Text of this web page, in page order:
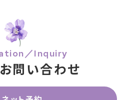
／Inquiry
問い合わせ